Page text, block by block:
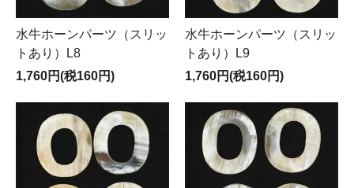
水牛ホーンパーツ（スリッ
トあり）L8
1,760円(税160円)
水牛ホーンパーツ（スリッ
トあり）L9
1,760円(税160円)